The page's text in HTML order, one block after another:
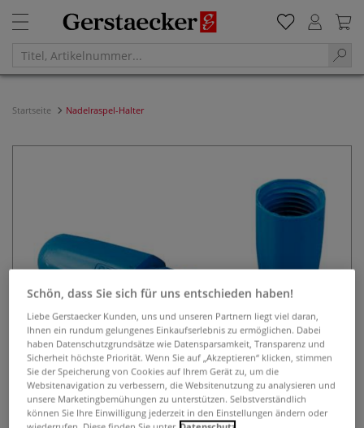
Startseite Nadelraspel-Halter
Schön, dass Sie sich für uns entschieden haben!
Liebe Gerstaecker Kunden, uns und unseren Partnern liegt viel daran,
Ihnen ein rundum gelungenes Einkaufserlebnis zu ermöglichen. Dabei
haben Datenschutzgrundsätze wie Datensparsamkeit, Transparenz und
Sicherheit höchste Priorität. Wenn Sie auf „Akzeptieren“ klicken, stimmen
Sie der Speicherung von Cookies auf Ihrem Gerät zu, um die
Websitenavigation zu verbessern, die Websitenutzung zu analysieren und
unsere Marketingbemühungen zu unterstützen. Selbstverständlich
können Sie Ihre Einwilligung jederzeit in den Einstellungen ändern oder